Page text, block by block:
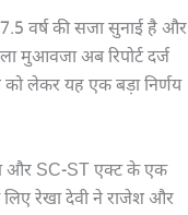
वर्ष की सजा सुनाई है और
मुआवजा अब रिपोर्ट दर्ज
को लेकर यह एक बड़ा निर्णय
और SC-ST एक्ट के एक
लिए रेखा देवी ने राजेश और